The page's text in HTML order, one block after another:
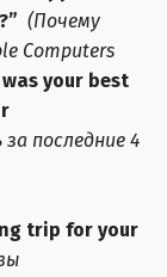
(Почему
Computers
your best
последние 4
trip for your